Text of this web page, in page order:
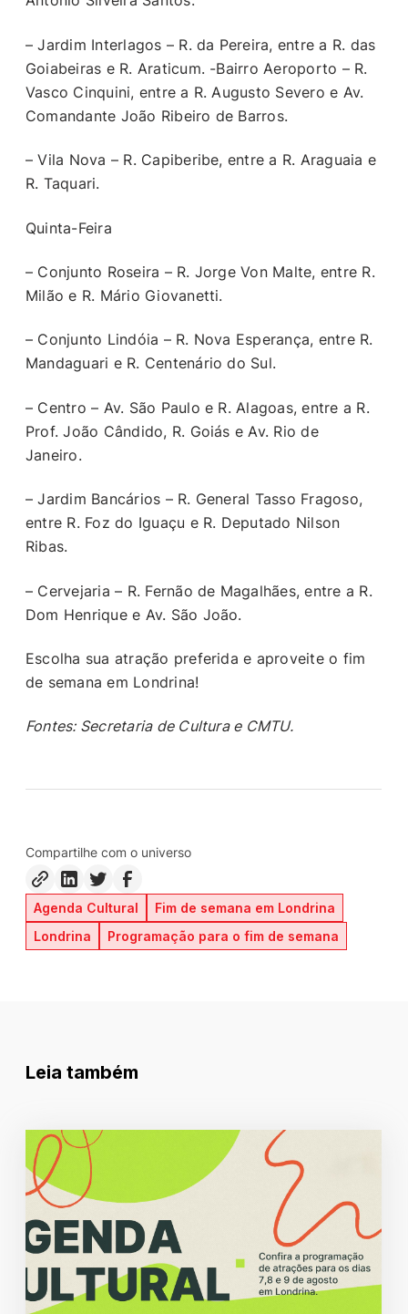
– Jardim Interlagos – R. da Pereira, entre a R. das
Goiabeiras e R. Araticum. -Bairro Aeroporto – R.
Vasco Cinquini, entre a R. Augusto Severo e Av.
Comandante João Ribeiro de Barros.
– Vila Nova – R. Capiberibe, entre a R. Araguaia e
R. Taquari.
Quinta-Feira
– Conjunto Roseira – R. Jorge Von Malte, entre R.
Milão e R. Mário Giovanetti.
– Conjunto Lindóia – R. Nova Esperança, entre R.
Mandaguari e R. Centenário do Sul.
– Centro – Av. São Paulo e R. Alagoas, entre a R.
Prof. João Cândido, R. Goiás e Av. Rio de
Janeiro.
– Jardim Bancários – R. General Tasso Fragoso,
entre R. Foz do Iguaçu e R. Deputado Nilson
Ribas.
– Cervejaria – R. Fernão de Magalhães, entre a R.
Dom Henrique e Av. São João.
Escolha sua atração preferida e aproveite o fim
de semana em Londrina!
Fontes: Secretaria de Cultura e CMTU.
Compartilhe com o universo
Agenda Cultural
Fim de semana em Londrina
Londrina
Programação para o fim de semana
Leia também